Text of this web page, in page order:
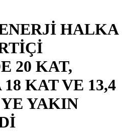
HALKA
20 KAT,
KAT VE 13,4
YAKIN